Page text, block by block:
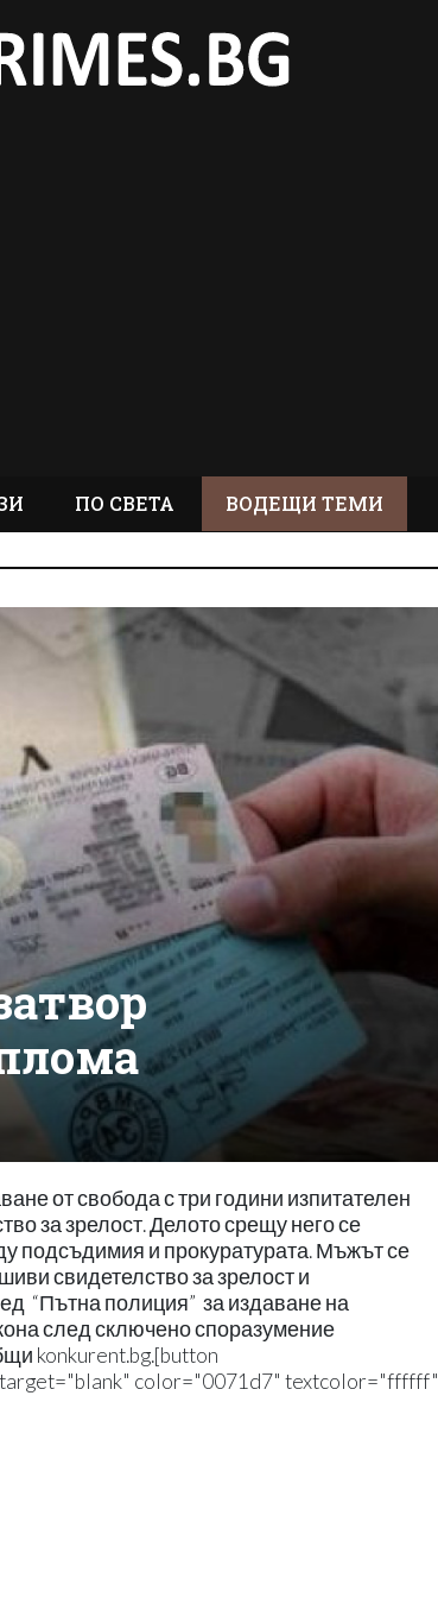
ПО СВЕТА ВОДЕЩИ ТЕМИ
от свобода с три години изпитателен
за зрелост. Делото срещу него се
подсъдимия и прокуратурата. Мъжът се
свидетелство за зрелост и
“Пътна полиция” за издаване на
след сключено споразумение
konkurent.bg.[button
color="0071d7" textcolor="ffffff"